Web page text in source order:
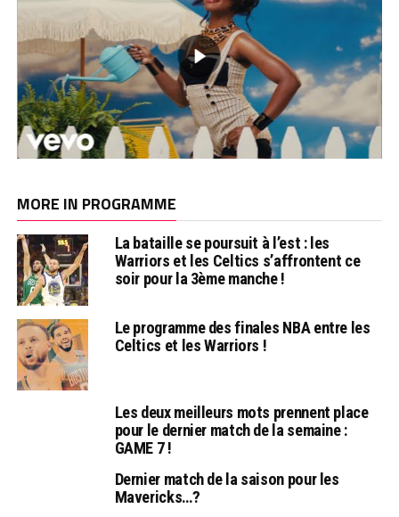
MORE IN PROGRAMME
La bataille se poursuit à l’est : les
Warriors et les Celtics s’affrontent ce
soir pour la 3ème manche !
Le programme des finales NBA entre les
Celtics et les Warriors !
Les deux meilleurs mots prennent place
pour le dernier match de la semaine :
GAME 7 !
Dernier match de la saison pour les
Mavericks…?